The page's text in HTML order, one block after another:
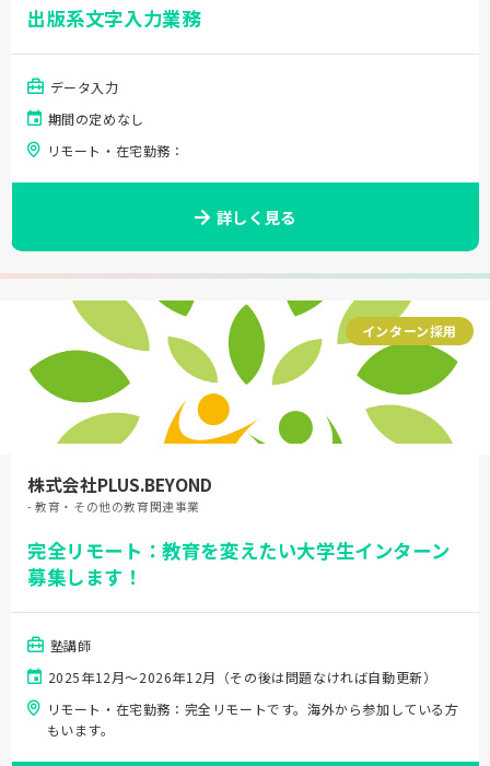
出版系文字入力業務
データ入力
期間の定めなし
リモート・在宅勤務：
詳しく見る
インターン採用
株式会社PLUS.BEYOND
- 教育・その他の教育関連事業
完全リモート：教育を変えたい大学生インターン
募集します！
塾講師
2025年12月～2026年12月（その後は問題なければ自動更新）
リモート・在宅勤務：完全リモートです。海外から参加している方
もいます。